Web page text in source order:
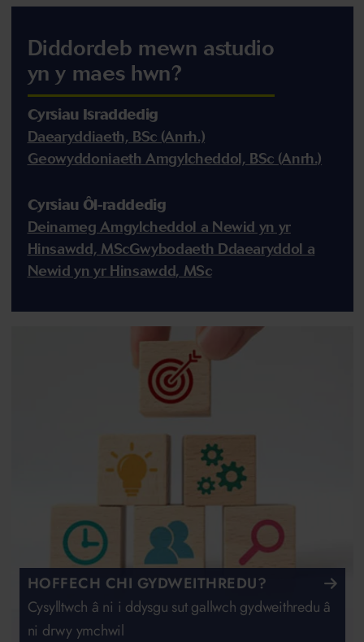
Diddordeb mewn astudio
yn y maes hwn?
Cyrsiau Israddedig
Daearyddiaeth, BSc (Anrh.)
Geowyddoniaeth Amgylcheddol, BSc (Anrh.)
Cyrsiau Ôl-raddedig
Deinameg Amgylcheddol a Newid yn yr
Hinsawdd, MScGwybodaeth Ddaearyddol a
Newid yn yr Hinsawdd, MSc
HOFFECH CHI GYDWEITHREDU?
Cysylltwch â ni i ddysgu sut gallwch gydweithredu â
ni drwy ymchwil